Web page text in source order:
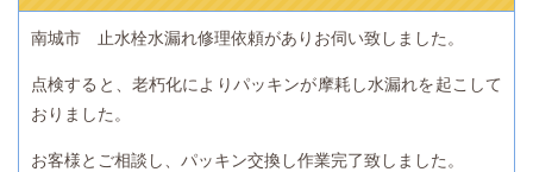
南城市 止水栓水漏れ修理依頼がありお伺い致しました。
点検すると、老朽化によりパッキンが摩耗し水漏れを起こして
おりました。
お客様とご相談し、パッキン交換し作業完了致しました。